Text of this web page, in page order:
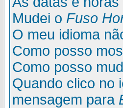
Mudei o Fuso
O meu idioma
Como posso
Como posso
Quando clico no
mensagem para